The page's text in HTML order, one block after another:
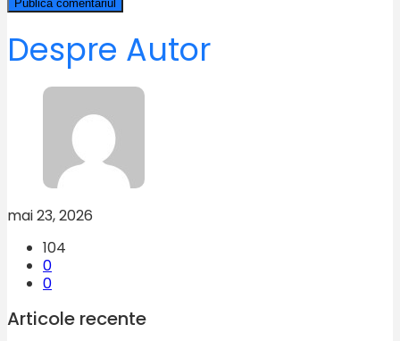
Despre Autor
mai 23, 2026
104
0
0
Articole recente